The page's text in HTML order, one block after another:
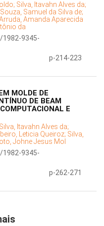
Silva, Itavahn Alves da;
Souza, Samuel da Silva de;
Amanda Aparecida
da
1982-9345-
p-214-223
MOLDE DE
DE BEAM
E
Silva, Itavahn Alves da;
Leticia Queiroz; Silva,
Johne Jesus Mol
1982-9345-
p-262-271